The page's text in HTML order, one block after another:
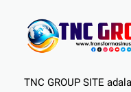
TNC GROUP SITE